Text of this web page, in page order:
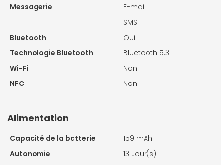
Messagerie
E-mail
SMS
Bluetooth
Oui
Technologie Bluetooth
Bluetooth 5.3
Wi-Fi
Non
NFC
Non
Alimentation
Capacité de la batterie
159 mAh
Autonomie
13 Jour(s)